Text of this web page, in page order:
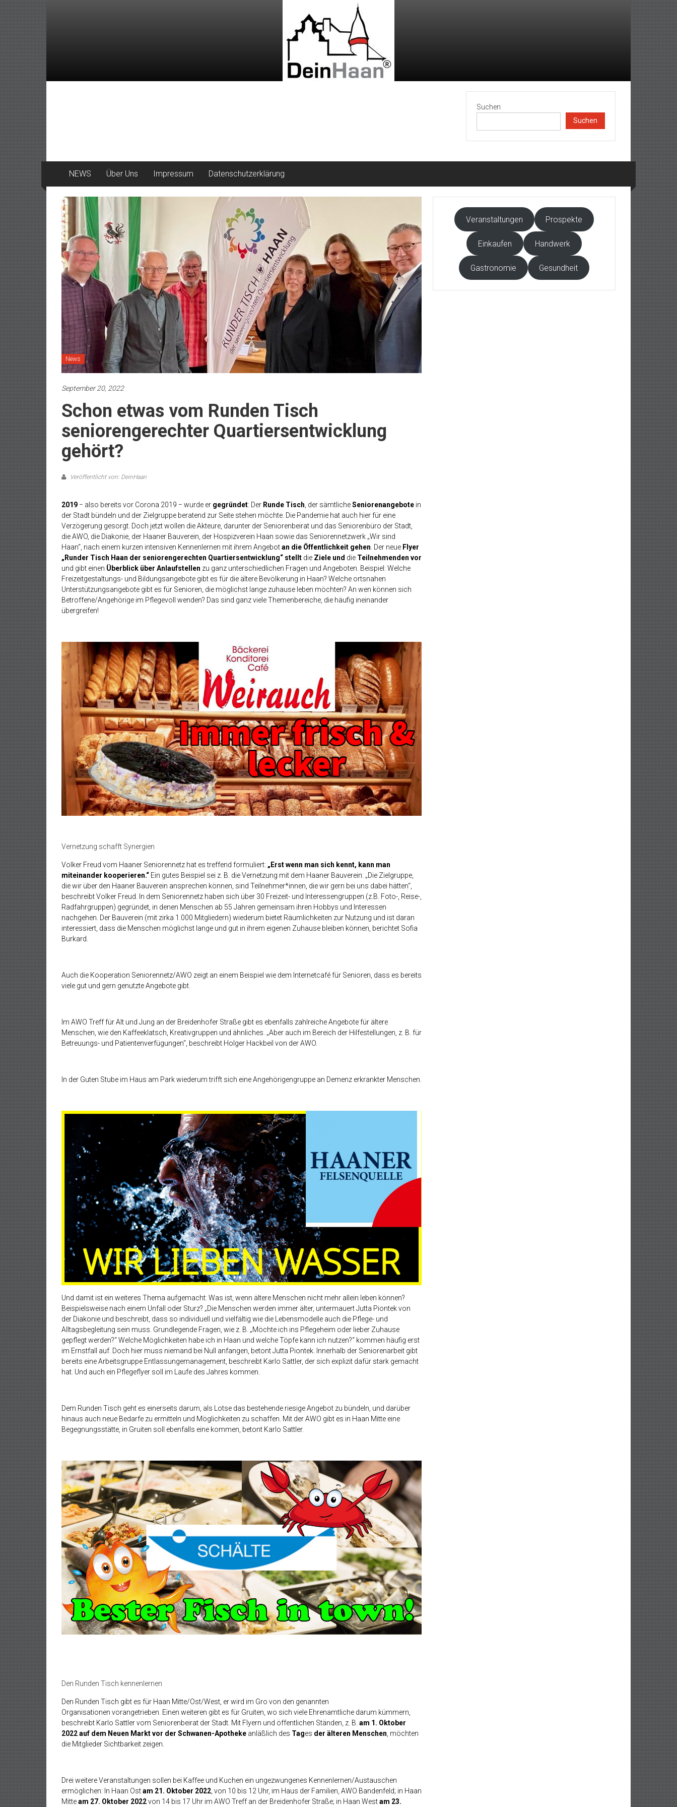
Suchen
Suchen
NEWS Über Uns Impressum Datenschutzerklärung
News
September 20, 2022
Schon etwas vom Runden Tisch
seniorengerechter Quartiersentwicklung
gehört?
Veröffentlicht von: DeinHaan
2019 − also bereits vor Corona 2019 − wurde er gegründet: Der Runde Tisch , der sämtlicheSeniorenangebote in
der Stadt bündeln und der Zielgruppe beratend zur Seite stehen möchte. Die Pandemie hat auch hier für eine
Verzögerung gesorgt. Doch jetzt wollen die Akteure, darunter der Seniorenbeirat und das Seniorenbüro der Stadt,
die AWO, die Diakonie, der Haaner Bauverein, der Hospizverein Haan sowie das Seniorennetzwerk „Wir sind
Haan“, nach einem kurzen intensiven Kennenlernen mit ihrem Angebotan die Öffentlichkeit gehen . Der neue Flyer
„Runder Tisch Haan der seniorengerechten Quartiersentwicklung“ stellt die Ziele und die Teilnehmenden vor
und gibt einen Überblick über Anlaufstellen zu ganz unterschiedlichen Fragen und Angeboten. Beispiel: Welche
Freizeitgestaltungs- und Bildungsangebote gibt es für die ältere Bevölkerung in Haan? Welche ortsnahen
Unterstützungsangebote gibt es für Senioren, die möglichst lange zuhause leben möchten? An wen können sich
Betroffene/Angehörige im Pflegevoll wenden? Das sind ganz viele Themenbereiche, die häufig ineinander
übergreifen!
Vernetzung schafft Synergien
Volker Freud vom Haaner Seniorennetz hat es treffend formuliert: „Erst wenn man sich kennt, kann man
miteinander kooperieren.“ Ein gutes Beispiel sei z. B. die Vernetzung mit dem Haaner Bauverein: „Die Zielgruppe,
die wir über den Haaner Bauverein ansprechen können, sind Teilnehmer*innen, die wir gern bei uns dabei hätten“,
beschreibt Volker Freud. In dem Seniorennetz haben sich über 30 Freizeit- und Interessengruppen (z.B. Foto-, Reise-,
Radfahrgruppen) gegründet, in denen Menschen ab 55 Jahren gemeinsam ihren Hobbys und Interessen
nachgehen. Der Bauverein (mit zirka 1.000 Mitgliedern) wiederum bietet Räumlichkeiten zur Nutzung und ist daran
interessiert, dass die Menschen möglichst lange und gut in ihrem eigenen Zuhause bleiben können, berichtet Sofia
Burkard.
Auch die Kooperation Seniorennetz/AWO zeigt an einem Beispiel wie dem Internetcafé für Senioren, dass es bereits
viele gut und gern genutzte Angebote gibt.
Im AWO Treff für Alt und Jung an der Breidenhofer Straße gibt es ebenfalls zahlreiche Angebote für ältere
Menschen, wie den Kaffeeklatsch, Kreativgruppen und ähnliches. „Aber auch im Bereich der Hilfestellungen, z. B. für
Betreuungs- und Patientenverfügungen“, beschreibt Holger Hackbeil von der AWO.
In der Guten Stube im Haus am Park wiederum trifft sich eine Angehörigengruppe an Demenz erkrankter Menschen.
Und damit ist ein weiteres Thema aufgemacht: Was ist, wenn ältere Menschen nicht mehr allein leben können?
Beispielsweise nach einem Unfall oder Sturz? „Die Menschen werden immer älter, untermauert Jutta Piontek von
der Diakonie und beschreibt, dass so individuell und vielfältig wie die Lebensmodelle auch die Pflege- und
Alltagsbegleitung sein muss. Grundlegende Fragen, wie z. B. „Möchte ich ins Pflegeheim oder lieber Zuhause
gepflegt werden?“ Welche Möglichkeiten habe ich in Haan und welche Töpfe kann ich nutzen?“ kommen häufig erst
im Ernstfall auf. Doch hier muss niemand bei Null anfangen, betont Jutta Piontek. Innerhalb der Seniorenarbeit gibt
bereits eine Arbeitsgruppe Entlassungemanagement, beschreibt Karlo Sattler, der sich explizit dafür stark gemacht
hat. Und auch ein Pflegeflyer soll im Laufe des Jahres kommen.
Dem Runden Tisch geht es einerseits darum, als Lotse das bestehende riesige Angebot zu bündeln, und darüber
hinaus auch neue Bedarfe zu ermitteln und Möglichkeiten zu schaffen. Mit der AWO gibt es in Haan Mitte eine
Begegnungsstätte, in Gruiten soll ebenfalls eine kommen, betont Karlo Sattler.
Den Runden Tisch kennenlernen
Den Runden Tisch gibt es für Haan Mitte/Ost/West, er wird im Gro von den genannten
Organisationen vorangetrieben. Einen weiteren gibt es für Gruiten, wo sich viele Ehrenamtliche darum kümmern,
beschreibt Karlo Sattler vom Seniorenbeirat der Stadt. Mit Flyern und öffentlichen Ständen, z. B. am 1. Oktober
2022 auf dem Neuen Markt vor der Schwanen-Apotheke anläßlich des Tages der älteren Menschen , möchten
die Mitglieder Sichtbarkeit zeigen.
Drei weitere Veranstaltungen sollen bei Kaffee und Kuchen ein ungezwungenes Kennenlernen/Austauschen
ermöglichen: In Haan Ostam 21. Oktober 2022 , von 10 bis 12 Uhr, im Haus der Familien, AWO Bandenfeld; in Haan
Mitteam 27. Oktober 2022von 14 bis 17 Uhr im AWO Treff an der Breidenhofer Straße; in Haan Westam 23.
Veranstaltungen Prospekte
Einkaufen Handwerk
Gastronomie Gesundheit